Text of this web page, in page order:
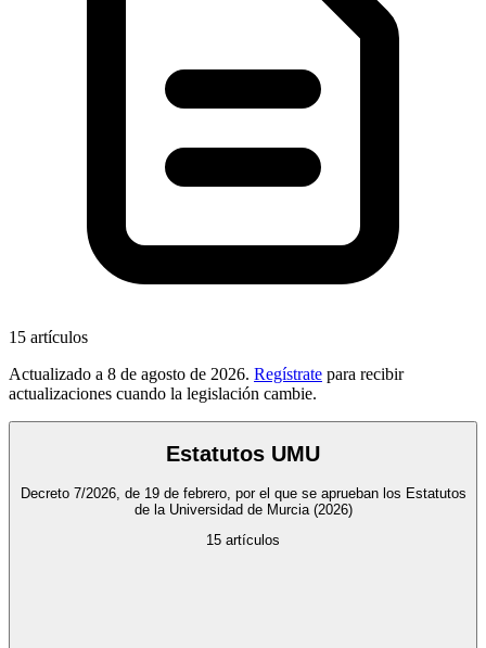
15 artículos
Actualizado a 8 de agosto de 2026. Regístrate para recibir
actualizaciones cuando la legislación cambie.
Estatutos UMU
Decreto 7/2026, de 19 de febrero, por el que se aprueban los Estatutos
de la Universidad de Murcia (2026)
15 artículos